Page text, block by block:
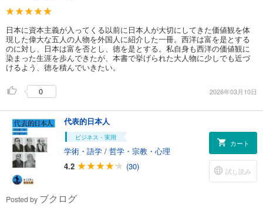
日本に資本主義が入ってくる以前に日本人が大切にしてきた価値観を体
現した偉大な五人の人物を外国人に紹介した一冊。西洋は富を是とする
のに対し、日本は富を否とし、徳を是とする。私自身も西洋の価値観に
染まった生涯を歩んできたが、本書で挙げられた大人物に少しでも近づ
けるよう、徳を積んでいきたい。
0 2026年03月10日
代表的日本人
ビジネス・実用
学術・語学 / 哲学・宗教・心理
4.2
(30)
カート
試し読み
Posted by ブクログ